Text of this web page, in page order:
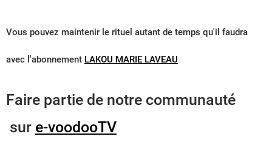
Vous pouvez maintenir le rituel autant de temps qu'il faudra
avec l'abonnement LAKOU MARIE LAVEAU
Faire partie de notre communauté
sur e-voodooTV